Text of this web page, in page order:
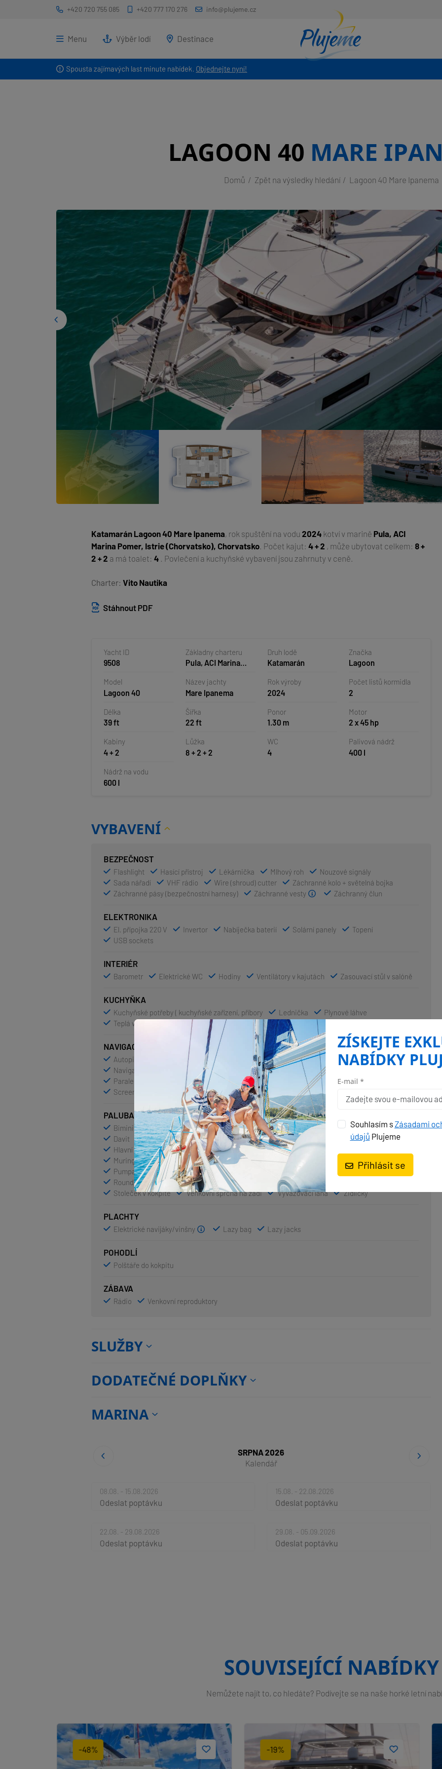
Spousta zajímavých last minute nabídek. Objednejte nyní!
+420 720 755 085 +420 777 170 276 info@plujeme.cz
Menu Výběr lodí Destinace
LAGOON 40 MARE
Domů Zpět na výsledky hledání Lagoon 40 Mare Ipanema
Katamarán Lagoon 40 Mare Ipanema, rok spuštění na vodu2024 kotví v marině Pula, ACI
Marina Pomer, Istrie (Chorvatsko), Chorvatsko . Počet kajut:4 + 2 , může ubytovat celkem:8 +
2 + 2 a má toalet:4 . Povlečení a kuchyňské vybavení jsou zahrnuty v ceně.
Charter: Vito Nautika
Stáhnout PDF
Yacht ID
9508
Základny charteru
Pula, ACI Marina
Druh lodě
Katamarán
Značka
Lagoon
Model
Lagoon 40
Název jachty
Mare Ipanema
Rok výroby
2024
Počet listů kormidla
2
Délka
39 ft
Šířka
22 ft
Ponor
1.30 m
Motor
2 x 45 hp
Kabiny
4 + 2
Lůžka
8 + 2 + 2
WC
4
Palivová nádrž
400 l
Nádrž na vodu
600 l
VYBAVENÍ
BEZPEČNOST
Flashlight Hasící přístroj Lékárnička Mlhový roh
Nouzové signály
Sada nářadí
VHF rádio Wire (shroud) cutter
Záchranné kolo + světelná bojka
Záchranné pásy (bezpečnostní harnesy)
Záchranné vesty Záchranný člun
ELEKTRONIKA
El. přípojka 220 V Invertor Nabíječka baterií Solární panely
Topení
USB sockets
INTERIÉR
Barometr Elektrické WC Hodiny Ventilátory v kajutách Zasouvací stůl v salóně
KUCHYŇKA
Kuchyňské potřeby ( kuchyňské zařízení, příbory Lednička
Plynové láhve
Teplá voda
NAVIGACE
Autopilot GPS mapový plotter - kokpit
Logge/Lot/Speed/Wind
Navigační (námořní) mapy a námořní příručky
Navigační pravítko
Paralelní navigační pravítko
Průvodce přístavu Radarový odražeč
Ruční kompas
Screen
Windex Zasouvací dalekohled
PALUBA
Bimini Bocmanská sedačka (Bosun´s chair safe seat) Černá koule
Černý kužel
Davit
Elektrický kotevní vrátek Fendry Hadice na vodu
Hawser
Hlavní kotva
Impeller, klínový řemen, olejový filtr
Lodní můstek / lávka
Muringový hák
Nafukovací člun Otočné kování kotvy
plastový kýbl
Pumpa na nafukovací člun
Reflektory / Světlomety
Rezervní kotva ( Auxiliary anchor)
Round/globular fender
Sada na opravu nafukovacího člunu
Stoleček v kokpitě
Venkovní sprcha na zádi Vyvazovací lana Židličky
PLACHTY
Elektrické navijáky/vinšny Lazy bag Lazy jacks
POHODLÍ
Polštáře do kokpitu
ZÁBAVA
Rádio Venkovní reproduktory
SLUŽBY
DODATEČNÉ DOPLŇKY
MARINA
SRPNA 2026
Kalendář
08.08. - 15.08.2026
Odeslat poptávku
15.08. - 22.08.2026
Odeslat poptávku
22.08. - 29.08.2026
Odeslat poptávku
29.08. - 05.09.2026
Odeslat poptávku
SOUVISEJÍCÍ NABÍDKY
Nemůžete najít to, co hledáte? Podívejte se na naše horké letní
-48% -19%
ZÍSKEJTE
NABÍDKY
E-mail *
Souhlasím sZásadami
údajů Plujeme
Přihlásit se